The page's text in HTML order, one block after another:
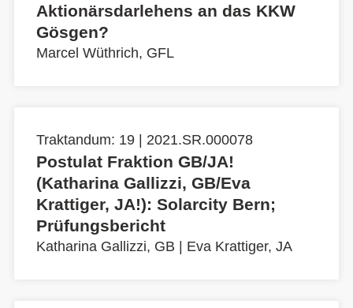
Aktionärsdarlehens an das KKW
Gösgen?
Marcel Wüthrich, GFL
Traktandum: 19 | 2021.SR.000078
Postulat Fraktion GB/JA!
(Katharina Gallizzi, GB/Eva
Krattiger, JA!): Solarcity Bern;
Prüfungsbericht
Katharina Gallizzi, GB Eva Krattiger, JA